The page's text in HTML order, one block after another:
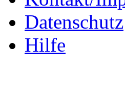
Datenschutz
Hilfe